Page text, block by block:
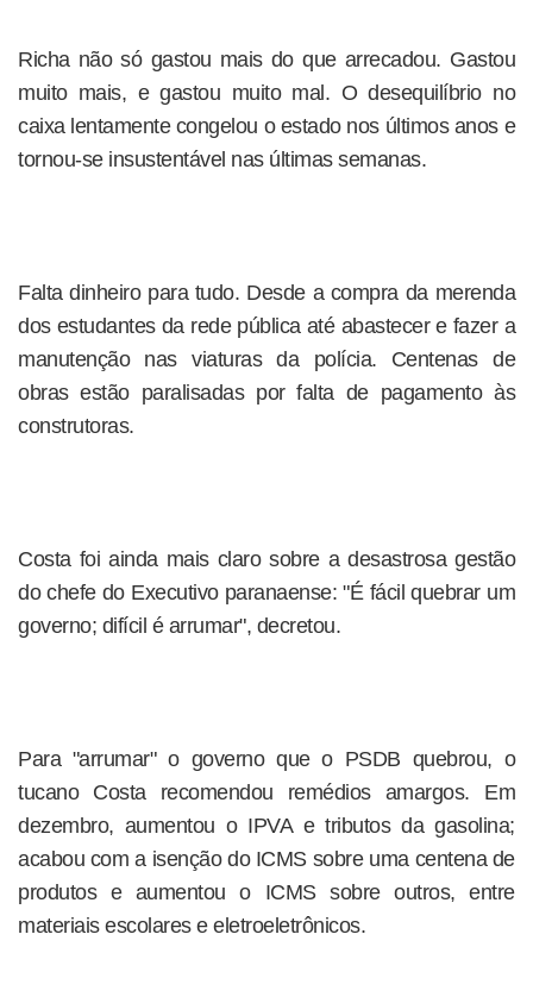
Richa não só gastou mais do que arrecadou. Gastou
muito mais, e gastou muito mal. O desequilíbrio no
caixa lentamente congelou o estado nos últimos anos e
tornou-se insustentável nas últimas semanas.
Falta dinheiro para tudo. Desde a compra da merenda
dos estudantes da rede pública até abastecer e fazer a
manutenção nas viaturas da polícia. Centenas de
obras estão paralisadas por falta de pagamento às
construtoras.
Costa foi ainda mais claro sobre a desastrosa gestão
do chefe do Executivo paranaense: "É fácil quebrar um
governo; difícil é arrumar", decretou.
Para "arrumar" o governo que o PSDB quebrou, o
tucano Costa recomendou remédios amargos. Em
dezembro, aumentou o IPVA e tributos da gasolina;
acabou com a isenção do ICMS sobre uma centena de
produtos e aumentou o ICMS sobre outros, entre
materiais escolares e eletroeletrônicos.